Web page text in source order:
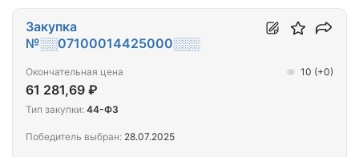
Закупка
№░░07100014425000░░░
Окончательная цена
61 281,69 ₽
10 (+0)
Тип закупки: 44-ФЗ
Победитель выбран: 28.07.2025